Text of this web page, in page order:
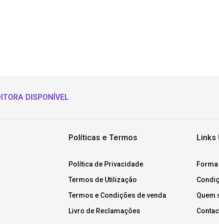
DISPONÍVEL
Políticas e Termos
Política de Privacidade
Termos de Utilização
Termos e Condições de venda
Livro de Reclamações
Links
Quem